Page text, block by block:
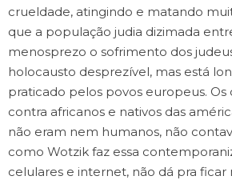
crueldade, atingindo e matando
que a população judia dizimada
menosprezo o sofrimento dos
holocausto desprezível, mas está
praticado pelos povos europeus.
contra africanos e nativos das
não eram nem humanos, não
como Wotzik faz essa
celulares e internet, não dá pra ficar